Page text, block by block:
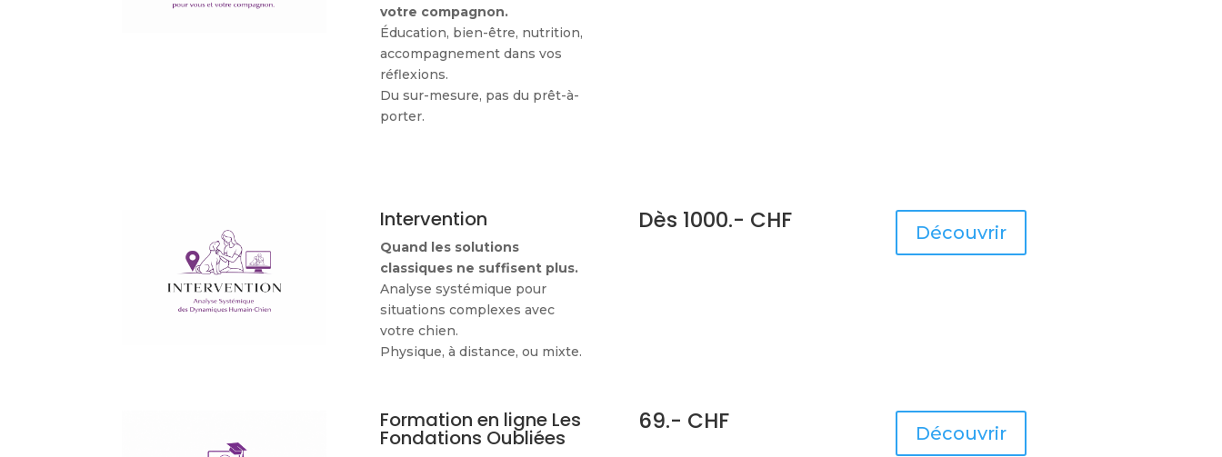
votre compagnon.
Éducation, bien-être, nutrition,
accompagnement dans vos
réflexions.
Du sur-mesure, pas du prêt-à-
porter.
Intervention
Quand les solutions
classiques ne suffisent plus.
Analyse systémique pour
situations complexes avec
votre chien.
Physique, à distance, ou mixte.
Dès 1000.- CHF Découvrir
Formation en ligne Les
Fondations Oubliées
69.- CHF Découvrir